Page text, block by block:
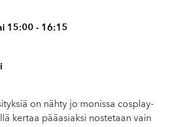
15:00 - 16:15
on nähty jo monissa cosplay-
kertaa pääasiaksi nostetaan vain